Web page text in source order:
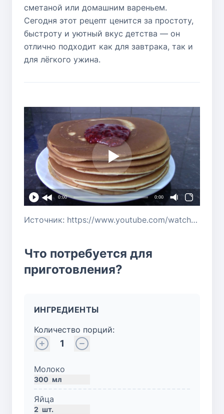
сметаной или домашним вареньем.
Сегодня этот рецепт ценится за простоту,
быстроту и уютный вкус детства — он
отлично подходит как для завтрака, так и
для лёгкого ужина.
0:00 0:00
Источник: https://www.youtube.com/watch?v=jmVJCCIqEJI
Что потребуется для
приготовления?
ИНГРЕДИЕНТЫ
Количество порций:
1
Молоко
300 мл
Яйца
2 шт.